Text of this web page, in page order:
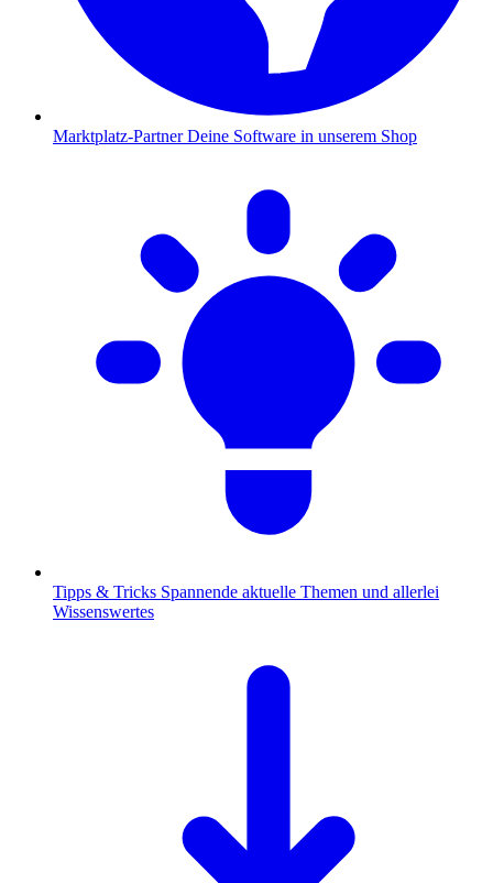
Marktplatz-Partner Deine Software in unserem Shop
Tipps & Tricks Spannende aktuelle Themen und allerlei
Wissenswertes